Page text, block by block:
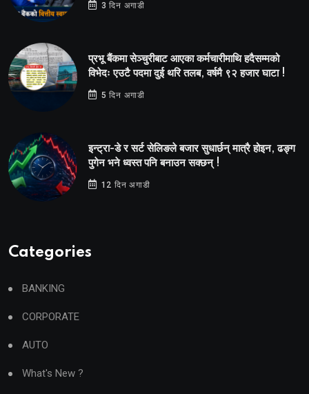
3 दिन अगाडी
प्रभू बैंकमा सेञ्चुरीबाट आएका कर्मचारीमाथि हदैसम्मको
विभेदः एउटै पदमा दुई थरि तलब, वर्षमै ९२ हजार घाटा !
5 दिन अगाडी
इन्ट्रा-डे र सर्ट सेलिङले बजार सुधार्छन् मात्रै होइन, ढङ्ग
पुगेन भने ध्वस्त पनि बनाउन सक्छन् !
12 दिन अगाडी
Categories
BANKING
CORPORATE
AUTO
What's New ?